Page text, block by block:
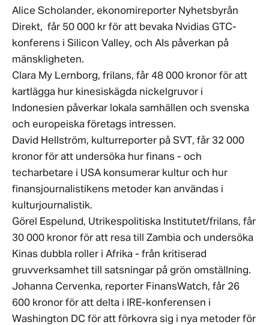
Alice Scholander, ekonomireporter Nyhetsbyrån
Direkt, får 50 000 kr för att bevaka Nvidias GTC-
konferens i Silicon Valley, och AIs påverkan på
mänskligheten.
Clara My Lernborg, frilans, får 48 000 kronor för att
kartlägga hur kinesiskägda nickelgruvor i
Indonesien påverkar lokala samhällen och svenska
och europeiska företags intressen.
David Hellström, kulturreporter på SVT, får 32 000
kronor för att undersöka hur finans - och
techarbetare i USA konsumerar kultur och hur
finansjournalistikens metoder kan användas i
kulturjournalistik.
Görel Espelund, Utrikespolitiska Institutet/frilans, får
30 000 kronor för att resa till Zambia och undersöka
Kinas dubbla roller i Afrika - från kritiserad
gruvverksamhet till satsningar på grön omställning.
Johanna Cervenka, reporter FinansWatch, får 26
600 kronor för att delta i IRE-konferensen i
Washington DC för att förkovra sig i nya metoder för